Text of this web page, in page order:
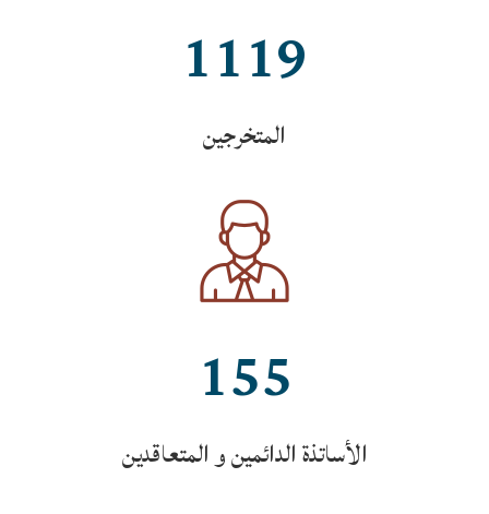
1119
المتخرجين
155
الأساتذة الدائمين و المتعاقدين